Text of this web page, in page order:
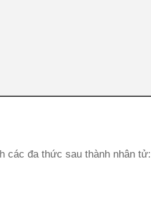
các đa thức sau thành nhân tử: